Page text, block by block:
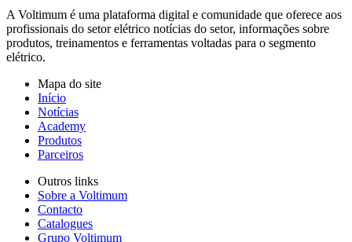
A Voltimum é uma plataforma digital e comunidade que oferece aos
profissionais do setor elétrico notícias do setor, informações sobre
produtos, treinamentos e ferramentas voltadas para o segmento
elétrico.
Mapa do site
Início
Notícias
Academy
Produtos
Parceiros
Outros links
Sobre a Voltimum
Contacto
Catalogues
Grupo Voltimum